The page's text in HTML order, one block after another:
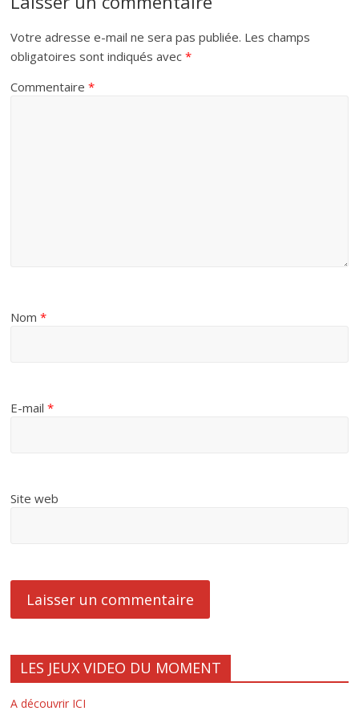
Votre adresse e-mail ne sera pas publiée. Les champs
obligatoires sont indiqués avec*
Commentaire*
Nom*
E-mail*
Site web
LES JEUX VIDEO DU MOMENT
A découvrir ICI